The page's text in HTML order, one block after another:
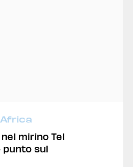
mirino Tel
punto sul